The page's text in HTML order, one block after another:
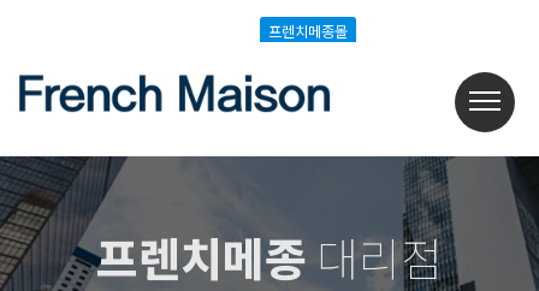
프렌치메종몰
프렌치메종 대리점